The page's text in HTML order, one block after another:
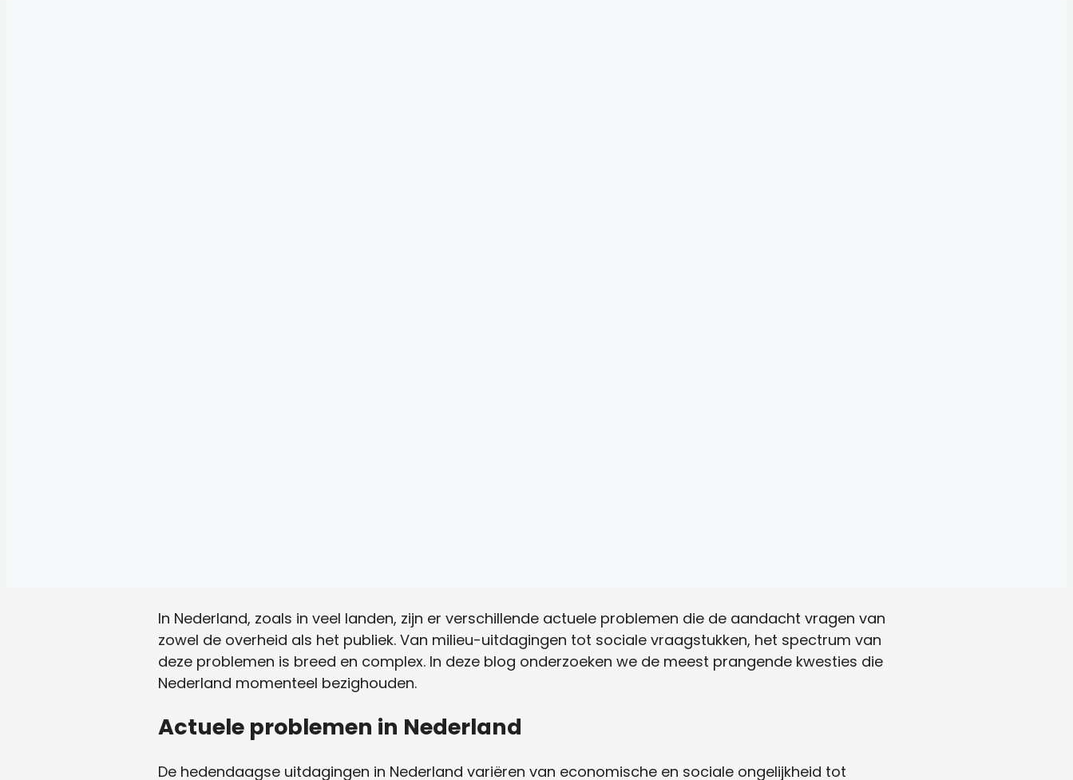
In Nederland, zoals in veel landen, zijn er verschillende actuele problemen die de aandacht vragen van
zowel de overheid als het publiek. Van milieu-uitdagingen tot sociale vraagstukken, het spectrum van
deze problemen is breed en complex. In deze blog onderzoeken we de meest prangende kwesties die
Nederland momenteel bezighouden.
Actuele problemen in Nederland
De hedendaagse uitdagingen in Nederland variëren van economische en sociale ongelijkheid tot